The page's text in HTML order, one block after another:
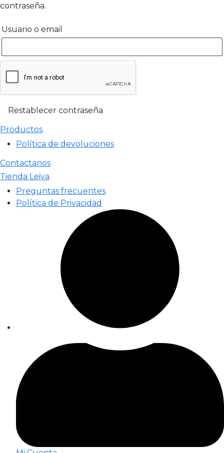
contraseña.
Usuario o email
Restablecer contraseña
Productos
Política de devoluciones
Contactanos
Tienda Leiva
Preguntas frecuentes
Política de Privacidad